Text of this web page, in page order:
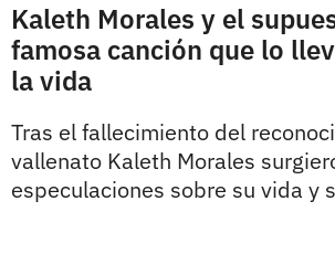
Kaleth Morales y el
famosa canción que lo
la vida
Tras el fallecimiento del
vallenato Kaleth Morales
especulaciones sobre su vida y